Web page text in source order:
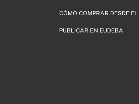
CÓMO COMPRAR DESDE EL
PUBLICAR EN EUDEBA